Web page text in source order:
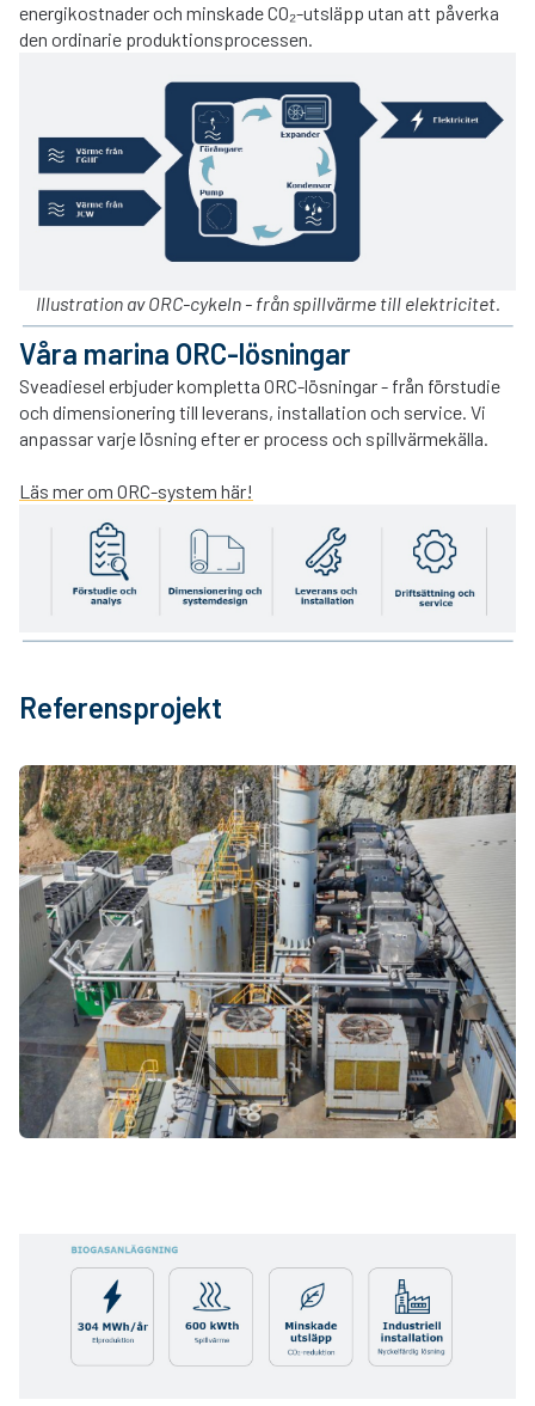
energikostnader och minskade CO₂-utsläpp utan att påverka
den ordinarie produktionsprocessen.
Illustration av ORC-cykeln - från spillvärme till elektricitet.
Våra marina ORC-lösningar
Sveadiesel erbjuder kompletta ORC-lösningar - från förstudie
och dimensionering till leverans, installation och service. Vi
anpassar varje lösning efter er process och spillvärmekälla.
Läs mer om ORC-system här!
Referensprojekt